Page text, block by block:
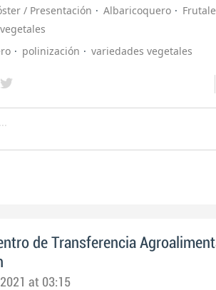
/ Presentación Albaricoquero
polinización variedades vegetales
de Transferencia
at 03:15